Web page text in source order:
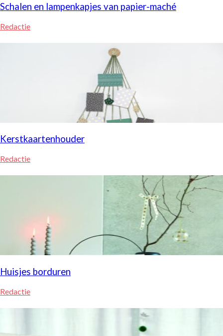
Schalen en lampenkapjes van papier-maché
Redactie
Kerstkaartenhouder
Redactie
Huisjes borduren
Redactie